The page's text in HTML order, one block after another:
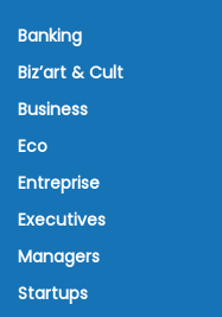
Banking
Biz’art & Cult
Business
Eco
Entreprise
Executives
Managers
Startups